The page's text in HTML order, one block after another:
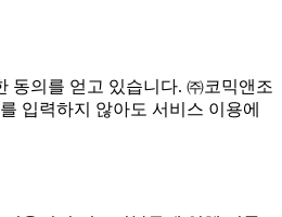
동의를 얻고 있습니다. ㈜코믹앤조
입력하지 않아도 서비스 이용에